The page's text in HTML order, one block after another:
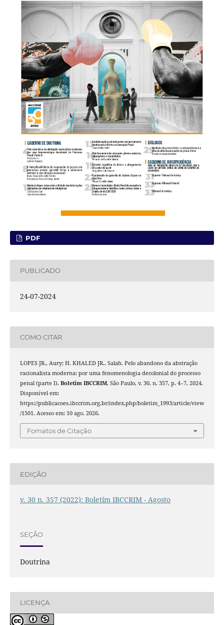
PDF
PUBLICADO
24-07-2024
COMO CITAR
LOPES JR., Aury; H. KHALED JR., Salah. Pelo abandono da abstração
racionalista moderna: por uma fenomenologia decolonial do processo
penal (parte I). Boletim IBCCRIM, São Paulo, v. 30, n. 357, p. 4–7, 2024.
Disponível em:
https://publicacoes.ibccrim.org.br/index.php/boletim_1993/article/view
/1501. Acesso em: 10 ago. 2026.
Fomatos de Citação
EDIÇÃO
v. 30 n. 357 (2022): Boletim IBCCRIM - Agosto
SEÇÃO
Doutrina
LICENÇA